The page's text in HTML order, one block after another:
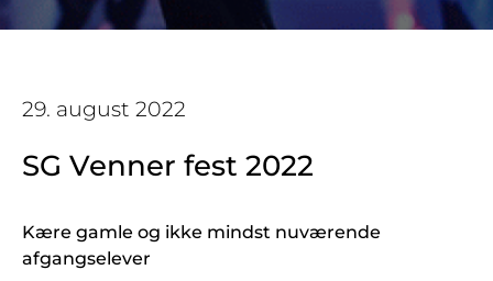
29. august 2022
SG Venner fest 2022
Kære gamle og ikke mindst nuværende
afgangselever